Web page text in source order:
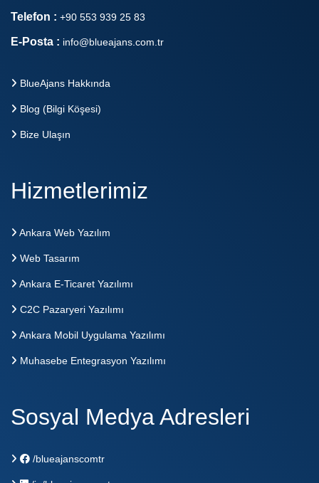
Telefon : +90 553 939 25 83
E-Posta : info@blueajans.com.tr
BlueAjans Hakkında
Blog (Bilgi Köşesi)
Bize Ulaşın
Hizmetlerimiz
Ankara Web Yazılım
Web Tasarım
Ankara E-Ticaret Yazılımı
C2C Pazaryeri Yazılımı
Ankara Mobil Uygulama Yazılımı
Muhasebe Entegrasyon Yazılımı
Sosyal Medya Adresleri
/blueajanscomtr